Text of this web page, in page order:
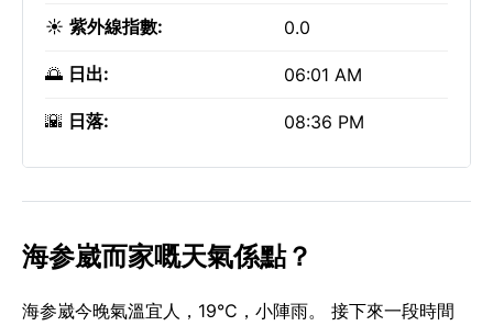
☀️ 紫外線指數: 0.0
🌅 日出: 06:01 AM
🌇 日落: 08:36 PM
海参崴而家嘅天氣係點？
海参崴今晚氣溫宜人，19°C，小陣雨。 接下來一段時間